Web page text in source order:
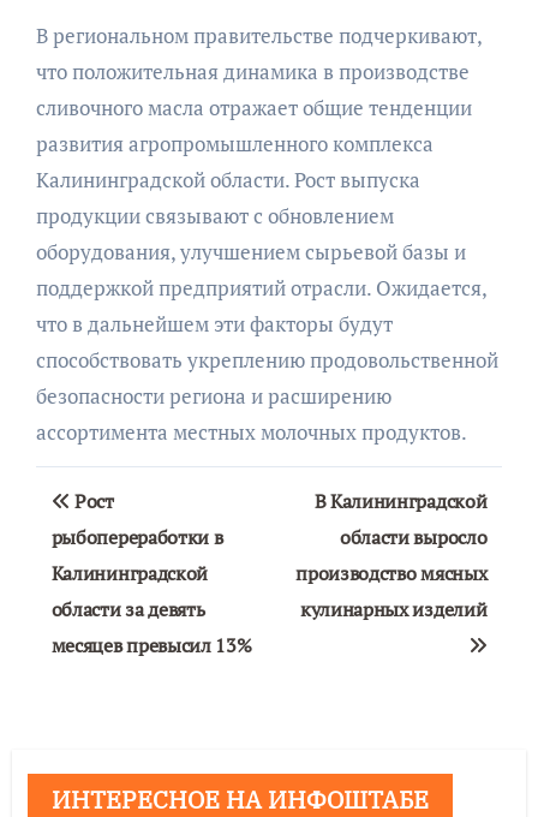
В региональном правительстве подчеркивают,
что положительная динамика в производстве
сливочного масла отражает общие тенденции
развития агропромышленного комплекса
Калининградской области. Рост выпуска
продукции связывают с обновлением
оборудования, улучшением сырьевой базы и
поддержкой предприятий отрасли. Ожидается,
что в дальнейшем эти факторы будут
способствовать укреплению продовольственной
безопасности региона и расширению
ассортимента местных молочных продуктов.
Навигация
по
записям
Рост
рыбопереработки в
Калининградской
области за девять
месяцев превысил 13%
В Калининградской
области выросло
производство мясных
кулинарных изделий
ИНТЕРЕСНОЕ НА ИНФОШТАБЕ